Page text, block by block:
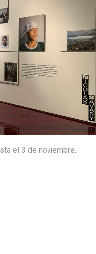
el 3 de noviembre.